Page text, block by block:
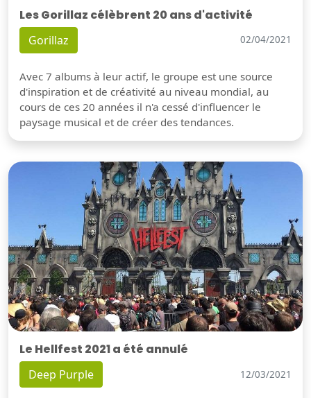
Les Gorillaz célèbrent 20 ans d'activité
Gorillaz 02/04/2021
Avec 7 albums à leur actif, le groupe est une source
d'inspiration et de créativité au niveau mondial, au
cours de ces 20 années il n'a cessé d'influencer le
paysage musical et de créer des tendances.
Le Hellfest 2021 a été annulé
Deep Purple 12/03/2021